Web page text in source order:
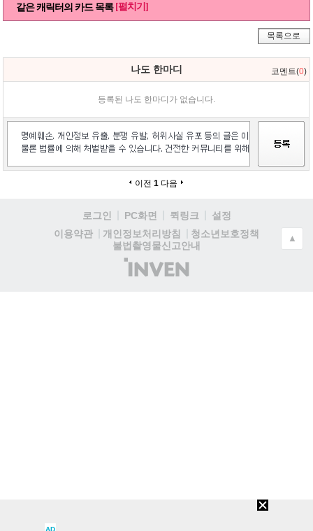
같은 캐릭터의 카드 목록 [펼치기]
목록으로
나도 한마디 코멘트(0)
등록된 나도 한마디가 없습니다.
이전 1 다음
로그인 PC화면 퀵링크
설정
이용약관
개인정보처리방침
청소년보호정책
불법촬영물신고안내
(주)
인
▲
AD